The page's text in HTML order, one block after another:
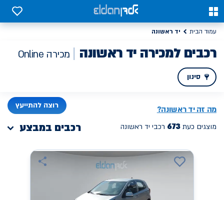
0
0
עמוד הבית יד ראשונה
רכבים למכירה יד ראשונה מכירה Online
סינון
מה זהיד ראשונה? רוצה להתייעץ
מוצגים כעת רכבי יד ראשונה רכבים במבצע